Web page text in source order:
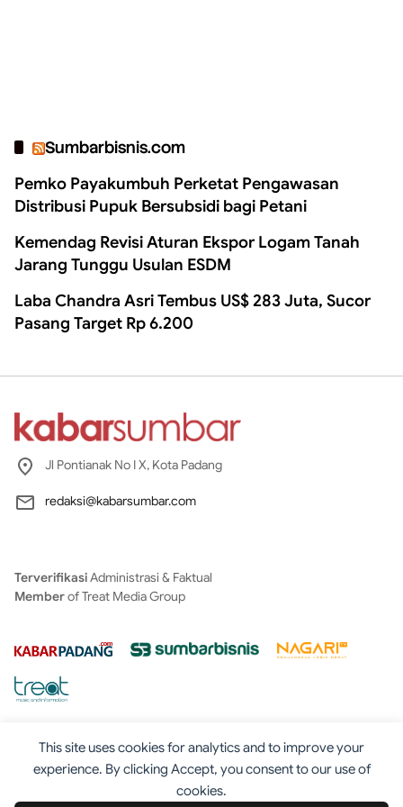
This site uses cookies for analytics and to improve your
experience. By clicking Accept, you consent to our use of
cookies.
Sumbarbisnis.com
Pemko Payakumbuh Perketat Pengawasan
Distribusi Pupuk Bersubsidi bagi Petani
Kemendag Revisi Aturan Ekspor Logam Tanah
Jarang Tunggu Usulan ESDM
Laba Chandra Asri Tembus US$ 283 Juta, Sucor
Pasang Target Rp 6.200
Jl Pontianak No I X, Kota Padang
redaksi@kabarsumbar.com
TerverifikasiAdministrasi & Faktual
Memberof Treat Media Group
Tentang Redaksi Kontak Disclaimer Iklan